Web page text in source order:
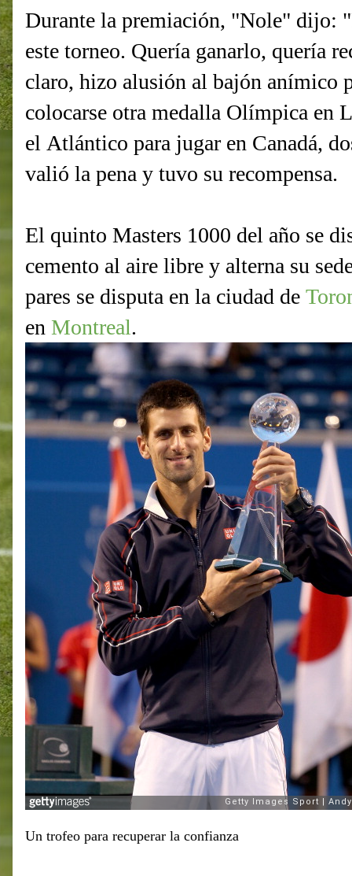
Durante la premiación, "Nole" dijo:
este torneo. Quería ganarlo, quería
claro, hizo alusión al bajón anímico
colocarse otra medalla Olímpica en
el Atlántico para jugar en Canadá,
valió la pena y tuvo su recompensa.
El quinto Masters 1000 del año se
cemento al aire libre y alterna su
pares se disputa en la ciudad de
en Montreal.
Un trofeo para recuperar la confianza